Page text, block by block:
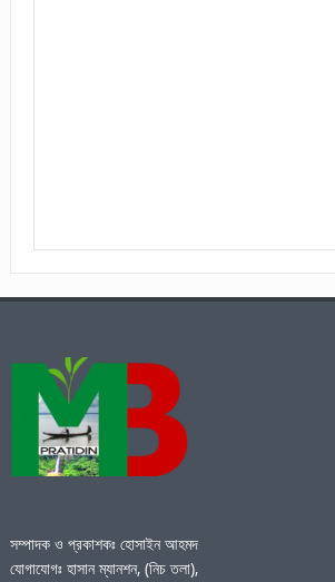
সম্পাদক ও প্রকাশকঃ হোসাইন আহমদ
যোগাযোগঃ হাসান ম্যানশন, (নিচ তলা),